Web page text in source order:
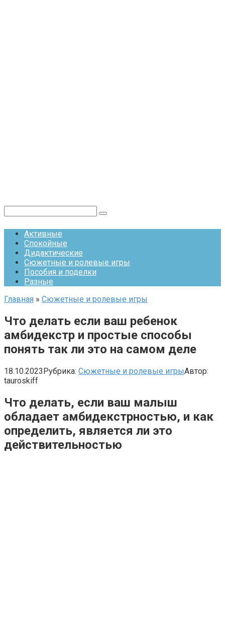
Активные
Спокойные
Дидактические
Сюжетные и ролевые игры
Пособия и поделки
Разные
Главная » Сюжетные и ролевые игры
Что делать если ваш ребенок
амбидекстр и простые способы
понять так ли это на самом деле
18.10.2023Рубрика: Сюжетные и ролевые игрыАвтор:
tauroskiff
Что делать, если ваш малыш
обладает амбидекстрностью, и как
определить, является ли это
действительностью